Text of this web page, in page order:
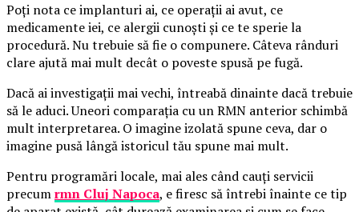
Poți nota ce implanturi ai, ce operații ai avut, ce
medicamente iei, ce alergii cunoști și ce te sperie la
procedură. Nu trebuie să fie o compunere. Câteva rânduri
clare ajută mai mult decât o poveste spusă pe fugă.
Dacă ai investigații mai vechi, întreabă dinainte dacă trebuie
să le aduci. Uneori comparația cu un RMN anterior schimbă
mult interpretarea. O imagine izolată spune ceva, dar o
imagine pusă lângă istoricul tău spune mai mult.
Pentru programări locale, mai ales când cauți servicii
precumrmn Cluj Napoca, e firesc să întrebi înainte ce tip